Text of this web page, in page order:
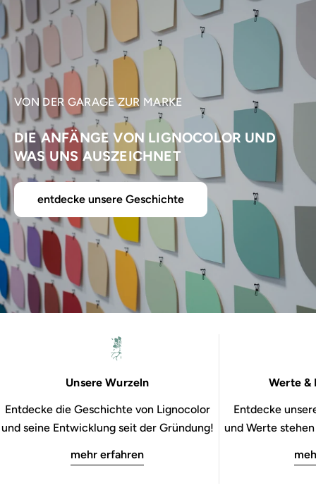
VON DER GARAGE ZUR MARKE
DIE ANFÄNGE VON LIGNOCOLOR UND
WAS UNS AUSZEICHNET
entdecke unsere Geschichte
Unsere Wurzeln
Entdecke die Geschichte von Lignocolor
und seine Entwicklung seit der Gründung!
mehr erfahren
Werte &
Entdecke
und Werte